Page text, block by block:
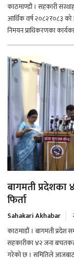
काठमाण्डौ । सहकारी
आर्थिक वर्ष २०८२र०८३ को
निमयन प्राधिकरणका
बागमती
फिर्ता
Sahakari Akhabar
काठमाडौं । बागमती प्रदेश
सहकारीका ४२ जना
गरेको छ । समितिले